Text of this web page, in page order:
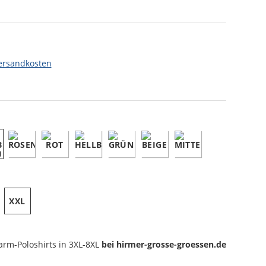
XXL
Poloshirts in 3XL-8XL bei hirmer-grosse-groessen.de